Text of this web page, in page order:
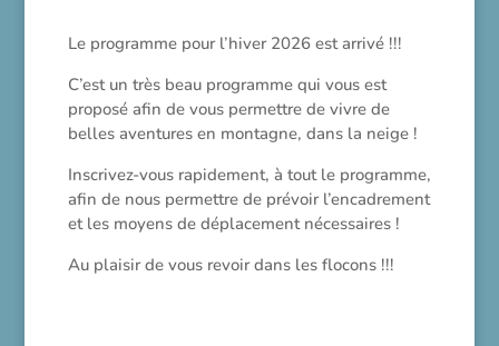
Le programme pour l’hiver 2026 est arrivé !!!
C’est un très beau programme qui vous est
proposé afin de vous permettre de vivre de
belles aventures en montagne, dans la neige !
Inscrivez-vous rapidement, à tout le programme,
afin de nous permettre de prévoir l’encadrement
et les moyens de déplacement nécessaires !
Au plaisir de vous revoir dans les flocons !!!